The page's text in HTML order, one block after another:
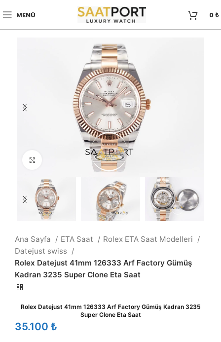
MENÜ 0₺
Büyütmek için tıklayın
Ana Sayfa ETA Saat
Rolex ETA Saat Modelleri
Datejust swiss
Rolex Datejust 41mm 126333 Arf Factory Gümüş
Kadran 3235 Super Clone Eta Saat
Rolex Datejust 41mm 126333 Arf Factory Gümüş Kadran 3235
Super Clone Eta Saat
₺